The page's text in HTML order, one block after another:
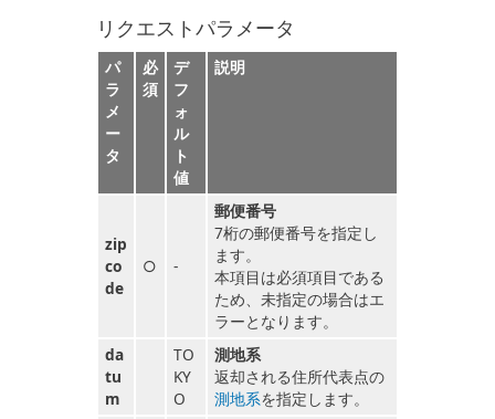
リクエストパラメータ
パ
ラ
メ
ー
タ
必
須
デ
フ
ォ
ル
ト
値
説明
zip
co
de
○ -
郵便番号
7桁の郵便番号を指定し
ます。
本項目は必須項目である
ため、未指定の場合はエ
ラーとなります。
da
tu
m
TO
KY
O
測地系
返却される住所代表点の
測地系を指定します。